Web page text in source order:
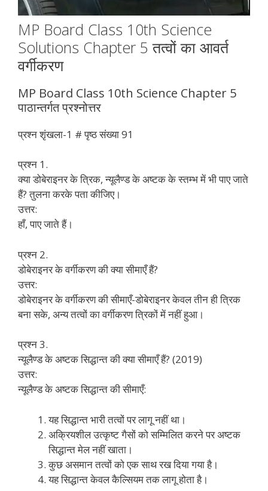
MP Board Class 10th Science
Solutions Chapter 5 तत्वों का आवर्त
वर्गीकरण
MP Board Class 10th Science Chapter 5
पाठान्तर्गत प्रश्नोत्तर
प्रश्न शृंखला-1 # पृष्ठ संख्या 91
प्रश्न 1.
क्या डोबेराइनर के त्रिक, न्यूलैण्ड के अष्टक के स्तम्भ में भी पाए जाते
हैं? तुलना करके पता कीजिए।
उत्तर:
हाँ, पाए जाते हैं।
प्रश्न 2.
डोबेराइनर के वर्गीकरण की क्या सीमाएँ हैं?
उत्तर:
डोबेराइनर के वर्गीकरण की सीमाएँ-डोबेराइनर केवल तीन ही त्रिक
बना सके, अन्य तत्वों का वर्गीकरण त्रिकों में नहीं हुआ।
प्रश्न 3.
न्यूलैण्ड के अष्टक सिद्धान्त की क्या सीमाएँ हैं? (2019)
उत्तर:
न्यूलैण्ड के अष्टक सिद्धान्त की सीमाएँ:
यह सिद्धान्त भारी तत्वों पर लागू नहीं था।
अक्रियशील उत्कृष्ट गैसों को सम्मिलित करने पर अष्टक
सिद्धान्त मेल नहीं खाता।
कुछ असमान तत्वों को एक साथ रख दिया गया है।
यह सिद्धान्त केवल कैल्सियम तक लागू होता है।